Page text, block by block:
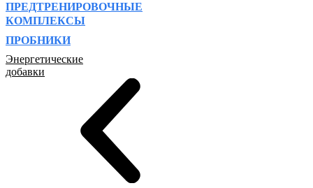
ПРЕДТРЕНИРОВОЧНЫЕ
КОМПЛЕКСЫ
ПРОБНИКИ
Энергетические
добавки